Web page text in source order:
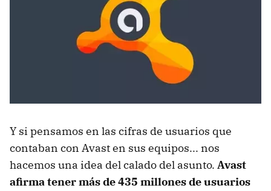
Y si pensamos en las cifras de usuarios que
contaban con Avast en sus equipos... nos
hacemos una idea del calado del asunto. Avast
afirma tener más de 435 millones de usuarios